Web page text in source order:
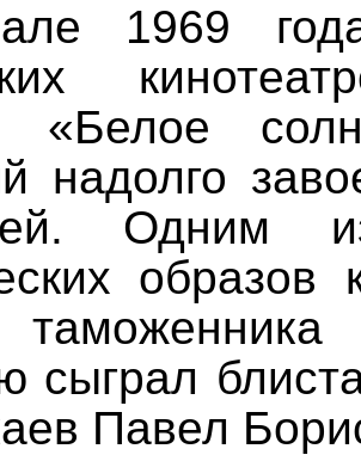
1969
«Белое
надолго
Одним
образов
сыграл
Павел